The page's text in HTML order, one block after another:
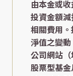
由本金或
投資金額
相關費用
淨值之變
公司網站（
股票型基